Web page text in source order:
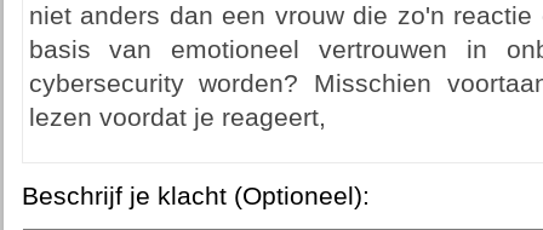
niet anders dan een vrouw die zo'n
basis van emotioneel vertrouwen in
cybersecurity worden? Misschien
lezen voordat je reageert,
Beschrijf je klacht (Optioneel):